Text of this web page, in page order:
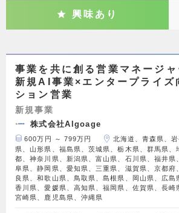
興味あり
事業を共に創る営業マネージャ
新規AI事業×エンタープライズ
ション営業
新規事業
株式会社Algoage
600万円 ～ 799万円
北海道、青森県、
県、山形県、福島県、茨城県、栃木県、群馬県、
都、神奈川県、新潟県、富山県、石川県、福井県
阜県、静岡県、愛知県、三重県、滋賀県、京都府
良県、和歌山県、鳥取県、島根県、岡山県、広島
香川県、愛媛県、高知県、福岡県、佐賀県、長崎
宮崎県、鹿児島県、沖縄県